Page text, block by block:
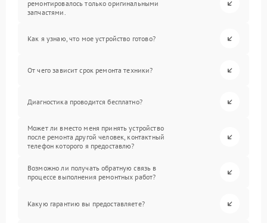
ремонтировалось только оригинальными
запчастями.
Как я узнаю, что мое устройство готово?
От чего зависит срок ремонта техники?
Диагностика проводится бесплатно?
Может ли вместо меня принять устройство
после ремонта другой человек, контактный
телефон которого я предоставлю?
Возможно ли получать обратную связь в
процессе выполнения ремонтных работ?
Какую гарантию вы предоставляете?